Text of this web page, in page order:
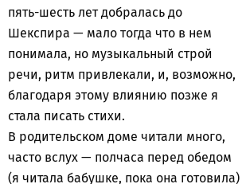
пять-шесть лет добралась до
Шекспира — мало тогда что в нем
понимала, но музыкальный строй
речи, ритм привлекали, и, возможно,
благодаря этому влиянию позже я
стала писать стихи.
В родительском доме читали много,
часто вслух — полчаса перед обедом
(я читала бабушке, пока она готовила)